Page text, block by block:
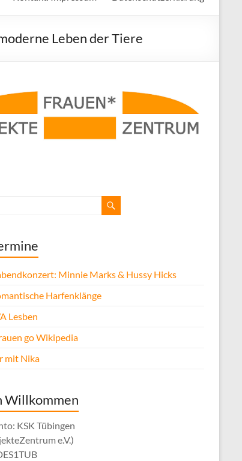
Leben der Tiere
Minnie Marks & Hussy Hicks
Harfenklänge
Lesben
go Wikipedia
mit Nika
Willkommen
KSK Tübingen
e.V.)